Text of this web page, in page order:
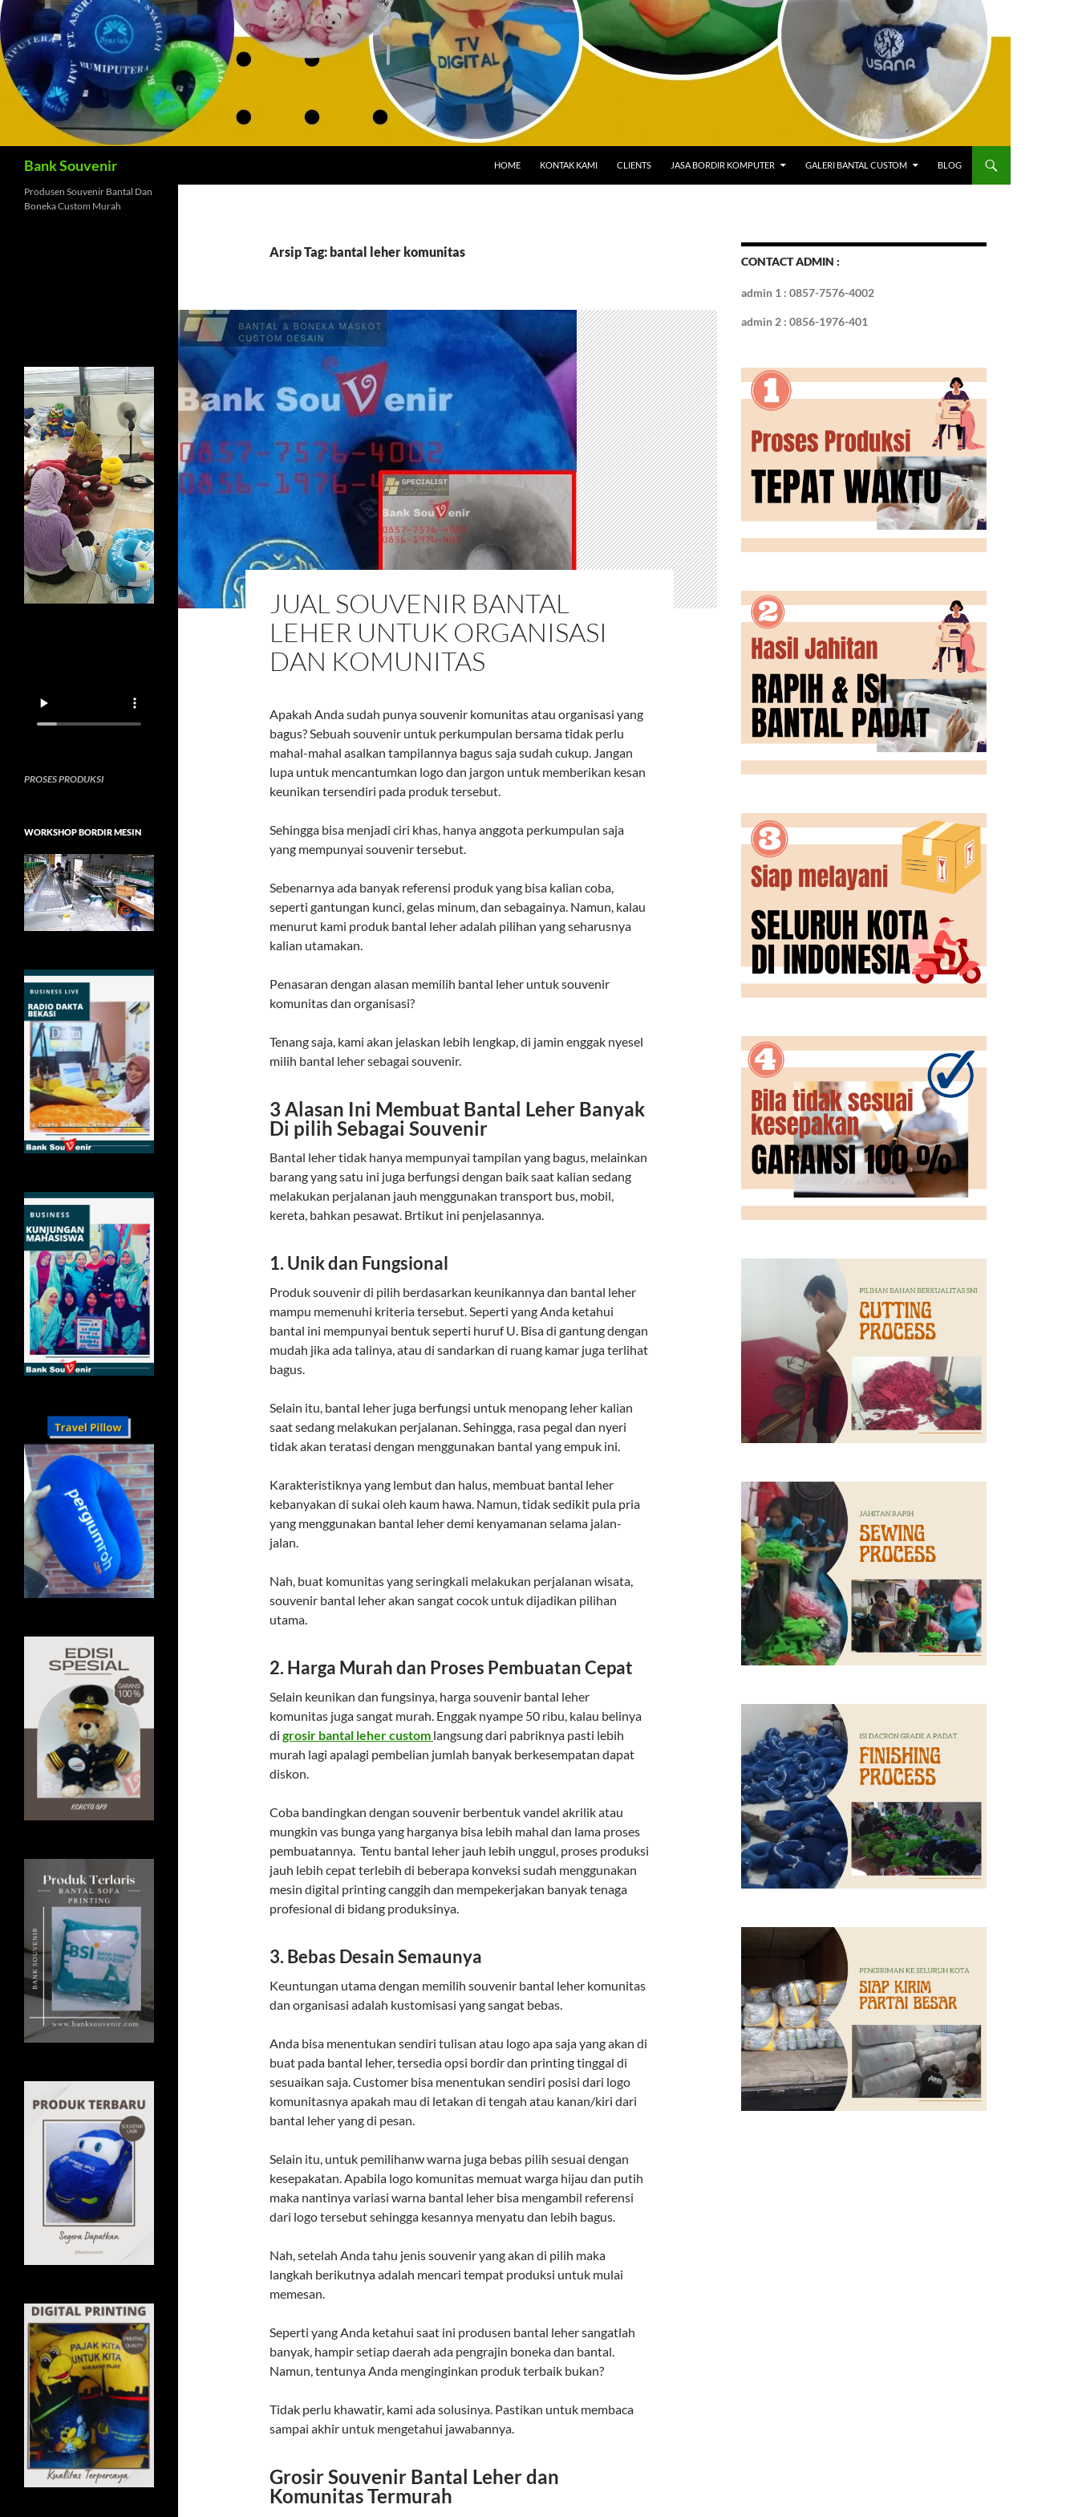
Bank Souvenir HOME KONTAK KAMI CLIENTS JASA BORDIR KOMPUTER GALERI BANTAL CUSTOM BLOG
Arsip Tag: bantal leher komunitas
JUAL SOUVENIR BANTAL
LEHER UNTUK ORGANISASI
DAN KOMUNITAS
Apakah Anda sudah punya souvenir komunitas atau organisasi yang
bagus? Sebuah souvenir untuk perkumpulan bersama tidak perlu
mahal-mahal asalkan tampilannya bagus saja sudah cukup. Jangan
lupa untuk mencantumkan logo dan jargon untuk memberikan kesan
keunikan tersendiri pada produk tersebut.
Sehingga bisa menjadi ciri khas, hanya anggota perkumpulan saja
yang mempunyai souvenir tersebut.
Sebenarnya ada banyak referensi produk yang bisa kalian coba,
seperti gantungan kunci, gelas minum, dan sebagainya. Namun, kalau
menurut kami produk bantal leher adalah pilihan yang seharusnya
kalian utamakan.
Penasaran dengan alasan memilih bantal leher untuk souvenir
komunitas dan organisasi?
Tenang saja, kami akan jelaskan lebih lengkap, di jamin enggak nyesel
milih bantal leher sebagai souvenir.
3 Alasan Ini Membuat Bantal Leher Banyak
Di pilih Sebagai Souvenir
Bantal leher tidak hanya mempunyai tampilan yang bagus, melainkan
barang yang satu ini juga berfungsi dengan baik saat kalian sedang
melakukan perjalanan jauh menggunakan transport bus, mobil,
kereta, bahkan pesawat. Brtikut ini penjelasannya.
1. Unik dan Fungsional
Produk souvenir di pilih berdasarkan keunikannya dan bantal leher
mampu memenuhi kriteria tersebut. Seperti yang Anda ketahui
bantal ini mempunyai bentuk seperti huruf U. Bisa di gantung dengan
mudah jika ada talinya, atau di sandarkan di ruang kamar juga terlihat
bagus.
Selain itu, bantal leher juga berfungsi untuk menopang leher kalian
saat sedang melakukan perjalanan. Sehingga, rasa pegal dan nyeri
tidak akan teratasi dengan menggunakan bantal yang empuk ini.
Karakteristiknya yang lembut dan halus, membuat bantal leher
kebanyakan di sukai oleh kaum hawa. Namun, tidak sedikit pula pria
yang menggunakan bantal leher demi kenyamanan selama jalan-
jalan.
Nah, buat komunitas yang seringkali melakukan perjalanan wisata,
souvenir bantal leher akan sangat cocok untuk dijadikan pilihan
utama.
2. Harga Murah dan Proses Pembuatan Cepat
Selain keunikan dan fungsinya, harga souvenir bantal leher
komunitas juga sangat murah. Enggak nyampe 50 ribu, kalau belinya
di grosir bantal leher custom langsung dari pabriknya pasti lebih
murah lagi apalagi pembelian jumlah banyak berkesempatan dapat
diskon.
Coba bandingkan dengan souvenir berbentuk vandel akrilik atau
mungkin vas bunga yang harganya bisa lebih mahal dan lama proses
pembuatannya. Tentu bantal leher jauh lebih unggul, proses produksi
jauh lebih cepat terlebih di beberapa konveksi sudah menggunakan
mesin digital printing canggih dan mempekerjakan banyak tenaga
profesional di bidang produksinya.
3. Bebas Desain Semaunya
Keuntungan utama dengan memilih souvenir bantal leher komunitas
dan organisasi adalah kustomisasi yang sangat bebas.
Anda bisa menentukan sendiri tulisan atau logo apa saja yang akan di
buat pada bantal leher, tersedia opsi bordir dan printing tinggal di
sesuaikan saja. Customer bisa menentukan sendiri posisi dari logo
komunitasnya apakah mau di letakan di tengah atau kanan/kiri dari
bantal leher yang di pesan.
Selain itu, untuk pemilihanw warna juga bebas pilih sesuai dengan
kesepakatan. Apabila logo komunitas memuat warga hijau dan putih
maka nantinya variasi warna bantal leher bisa mengambil referensi
dari logo tersebut sehingga kesannya menyatu dan lebih bagus.
Nah, setelah Anda tahu jenis souvenir yang akan di pilih maka
langkah berikutnya adalah mencari tempat produksi untuk mulai
memesan.
Seperti yang Anda ketahui saat ini produsen bantal leher sangatlah
banyak, hampir setiap daerah ada pengrajin boneka dan bantal.
Namun, tentunya Anda menginginkan produk terbaik bukan?
Tidak perlu khawatir, kami ada solusinya. Pastikan untuk membaca
sampai akhir untuk mengetahui jawabannya.
Grosir Souvenir Bantal Leher dan
Komunitas Termurah
CONTACT ADMIN :
admin 1 : 0857-7576-4002
admin 2 : 0856-1976-401
Produsen Souvenir Bantal Dan
Boneka Custom Murah
PROSES PRODUKSI
WORKSHOP BORDIR MESIN